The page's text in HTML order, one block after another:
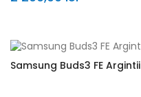
Samsung Buds3 FE Argintii